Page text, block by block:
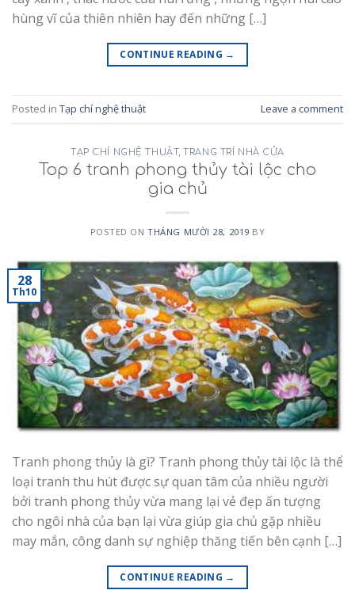
hùng vĩ của thiên nhiên hay đến những […]
CONTINUE READING →
Posted in Tạp chí nghệ thuật Leave a comment
TẠP CHÍ NGHỆ THUẬT,TRANG TRÍ NHÀ CỬA
Top 6 tranh phong thủy tài lộc cho
gia chủ
POSTED ONTHÁNG MƯỜI 28, 2019 BY
28
Th10
Tranh phong thủy là gì? Tranh phong thủy tài lộc là thể
loại tranh thu hút được sự quan tâm của nhiều người
bởi tranh phong thủy vừa mang lại vẻ đẹp ấn tượng
cho ngôi nhà của bạn lại vừa giúp gia chủ gặp nhiều
may mắn, công danh sự nghiệp thăng tiến bên cạnh […]
CONTINUE READING →